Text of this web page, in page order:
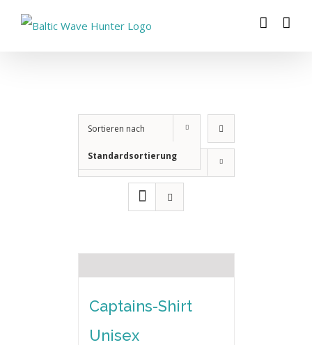
Sortieren nach
Standardsortierung
Zeige12 Produkte
Captains-Shirt
Unisex